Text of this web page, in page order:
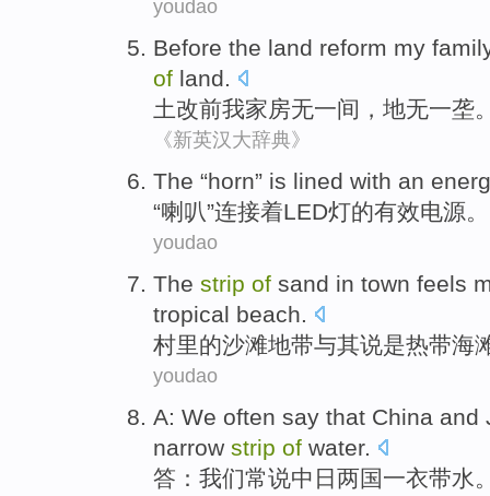
youdao
Before the land reform my
of land.
土改前我家房无一间， 地无一垄
《新英汉大辞典》
The “horn” is lined with an
“喇叭”连接着LED灯的有效电源。
youdao
The strip of sand in town feels
tropical beach.
村里的沙滩地带与其说是热带海
youdao
A: We often say that China and
narrow strip of water.
答 ： 我们常说中日 两国一衣带水